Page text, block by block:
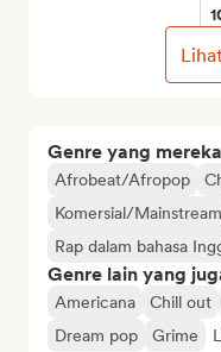
Genre yang
Afrobeat/Afropop
Komersial/Mainstream
Rap dalam bahasa
Genre lain yang
Americana Chill out
Dream pop
Grime